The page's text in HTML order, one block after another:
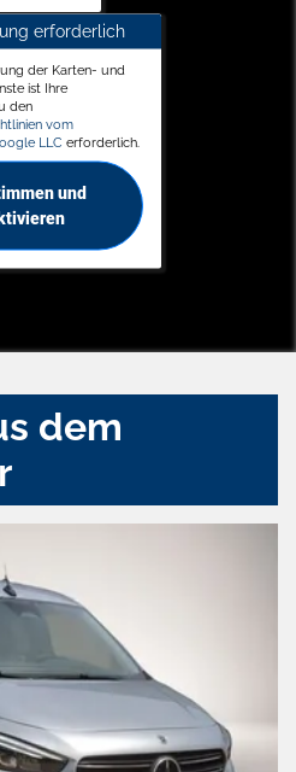
erforderlich
der Karten- und
ist Ihre
den
vom
LLC erforderlich.
und
dem